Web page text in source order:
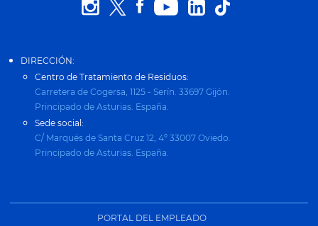
DIRECCIÓN:
Centro de Tratamiento de Residuos:
Carretera de Cogersa, 1125 - Serín. 33697 Gijón.
Principado de Asturias. España.
Sede social:
C/ Marqués de Santa Cruz 12, 4º 33007 Oviedo.
Principado de Asturias. España.
PORTAL DEL EMPLEADO